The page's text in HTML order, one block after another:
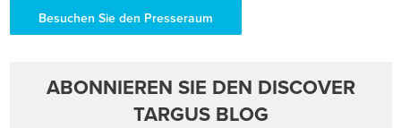
Besuchen Sie den Presseraum
ABONNIEREN SIE DEN DISCOVER
TARGUS BLOG